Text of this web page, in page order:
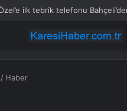
ilk tebrik telefonu
/ Haber